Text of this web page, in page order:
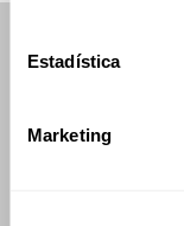
Estadística
Marketing